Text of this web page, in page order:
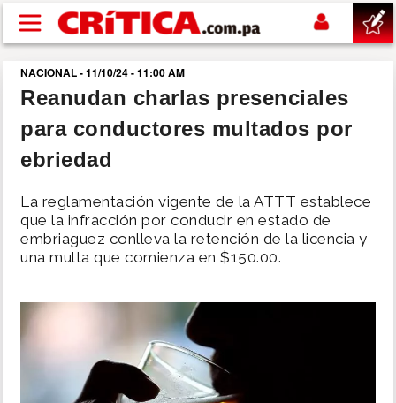
Pasar al contenido principal
buscar
SUCESOS
POLÍTICA
NACIONAL - 11/10/24 - 11:00 AM
Reanudan charlas presenciales
para conductores multados por
ebriedad
La reglamentación vigente de la ATTT establece
que la infracción por conducir en estado de
embriaguez conlleva la retención de la licencia y
una multa que comienza en $150.00.